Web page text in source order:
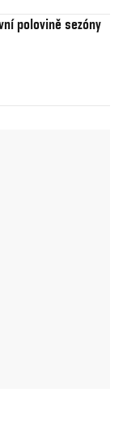
polovině sezóny